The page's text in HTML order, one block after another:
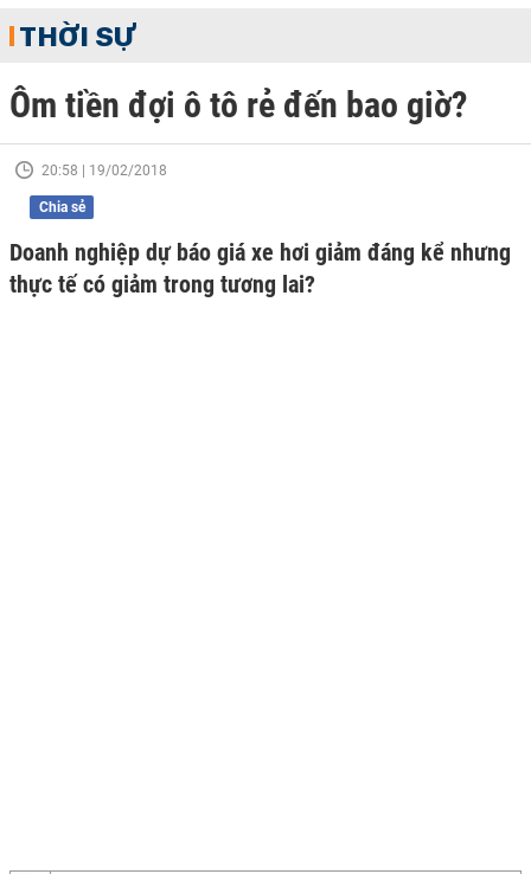
THỜI SỰ
Ôm tiền đợi ô tô rẻ đến bao giờ?
20:58 | 19/02/2018
Chia sẻ
Doanh nghiệp dự báo giá xe hơi giảm đáng kể nhưng
thực tế có giảm trong tương lai?